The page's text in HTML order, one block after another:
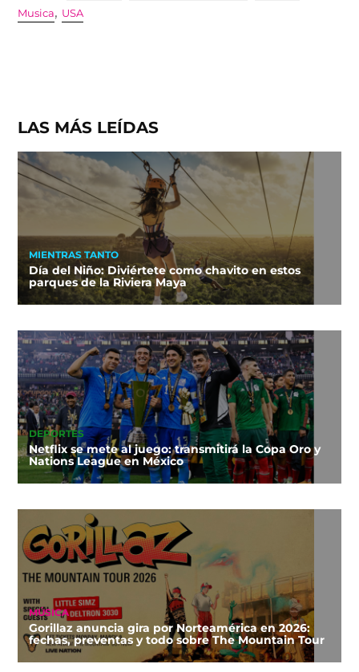
Musica, USA
LAS MÁS LEÍDAS
MIENTRAS TANTO
Día del Niño: Diviértete como chavito en estos
parques de la Riviera Maya
DEPORTES
Netflix se mete al juego: transmitirá la Copa Oro y
Nations League en México
MÚSICA
Gorillaz anuncia gira por Norteamérica en 2026:
fechas, preventas y todo sobre The Mountain Tour